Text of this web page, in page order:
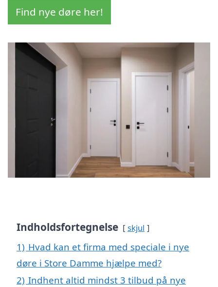
Find nye døre her!
Indholdsfortegnelse skjul
1) Hvad kan et firma med speciale i nye
døre i Store Damme hjælpe med?
2) Indhent altid mindst 3 tilbud på nye